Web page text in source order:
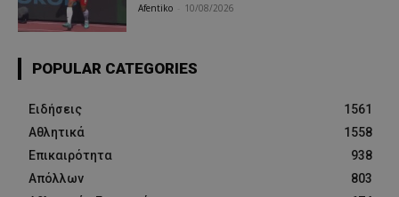
Afentiko 10/08/2026
POPULAR CATEGORIES
Ειδήσεις
1561
Αθλητικά
1558
Επικαιρότητα
938
Απόλλων
803